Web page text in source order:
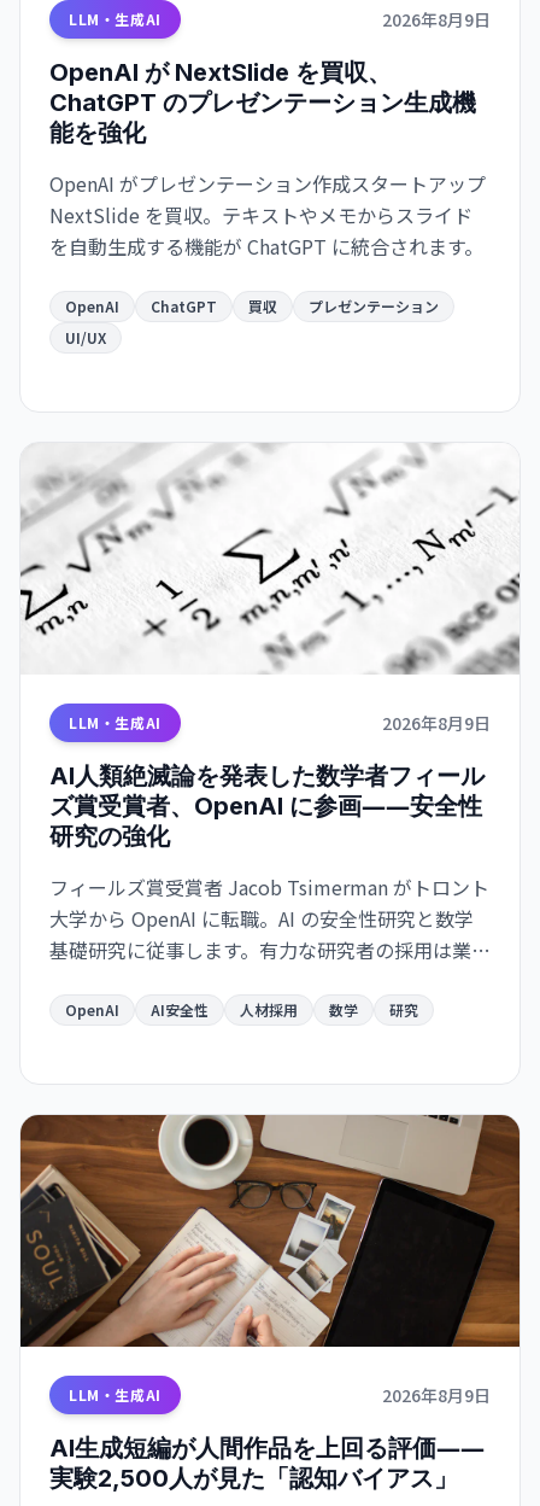
LLM・生成AI 2026年8月9日
OpenAI が NextSlide を買収、
ChatGPT のプレゼンテーション生成機
能を強化
OpenAI がプレゼンテーション作成スタートアップ
NextSlide を買収。テキストやメモからスライド
を自動生成する機能が ChatGPT に統合されます。
OpenAI ChatGPT 買収
プレゼンテーション
UI/UX
LLM・生成AI 2026年8月9日
AI人類絶滅論を発表した数学者フィール
ズ賞受賞者、OpenAI に参画――安全性
研究の強化
フィールズ賞受賞者 Jacob Tsimerman がトロント
大学から OpenAI に転職。AI の安全性研究と数学
基礎研究に従事します。有力な研究者の採用は業界
OpenAI AI安全性 人材採用 数学 研究
LLM・生成AI 2026年8月9日
AI生成短編が人間作品を上回る評価――
実験2,500人が見た「認知バイアス」